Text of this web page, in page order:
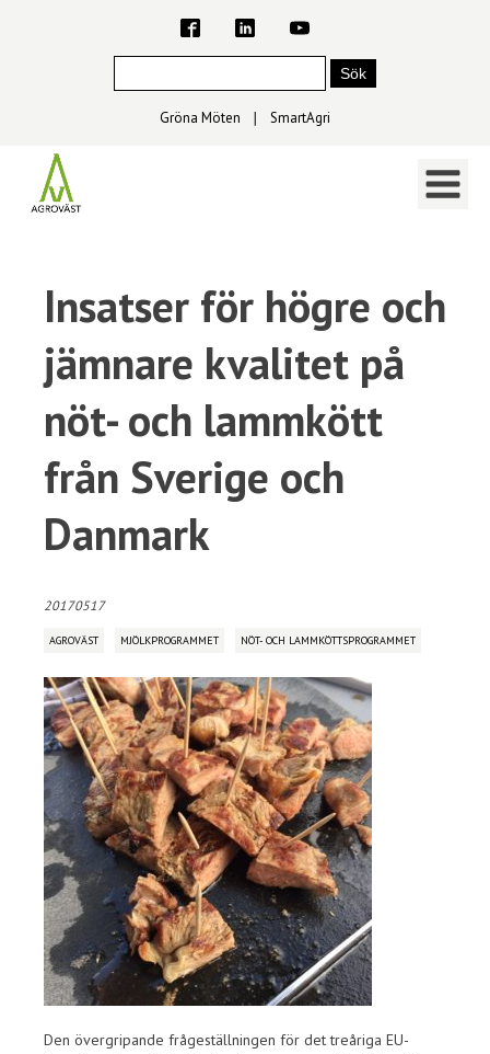
Gröna Möten ∣ SmartAgri
Insatser för högre och
jämnare kvalitet på
nöt- och lammkött
från Sverige och
Danmark
20170517
AGROVÄST MJÖLKPROGRAMMET NÖT- OCH LAMMKÖTTSPROGRAMMET
Den övergripande frågeställningen för det treåriga EU-